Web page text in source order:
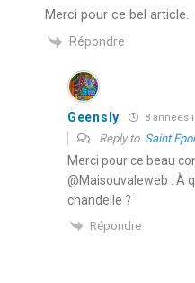
Merci pour ce bel article.
Répondre
Geensly 8 années
Reply to Saint
Merci pour ce beau
@Maisouvaleweb : À
chandelle ?
Répondre